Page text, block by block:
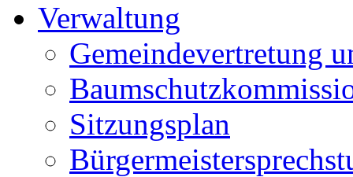
Verwaltung
Gemeindevertretung
Sitzungsplan